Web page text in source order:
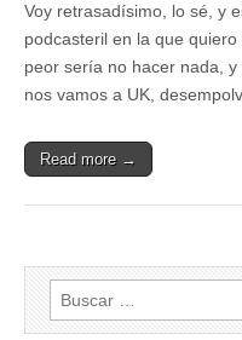
Voy retrasadísimo, lo sé, y
podcasteril en la que
peor sería no hacer nada,
nos vamos a UK,
Read more →
Buscar: